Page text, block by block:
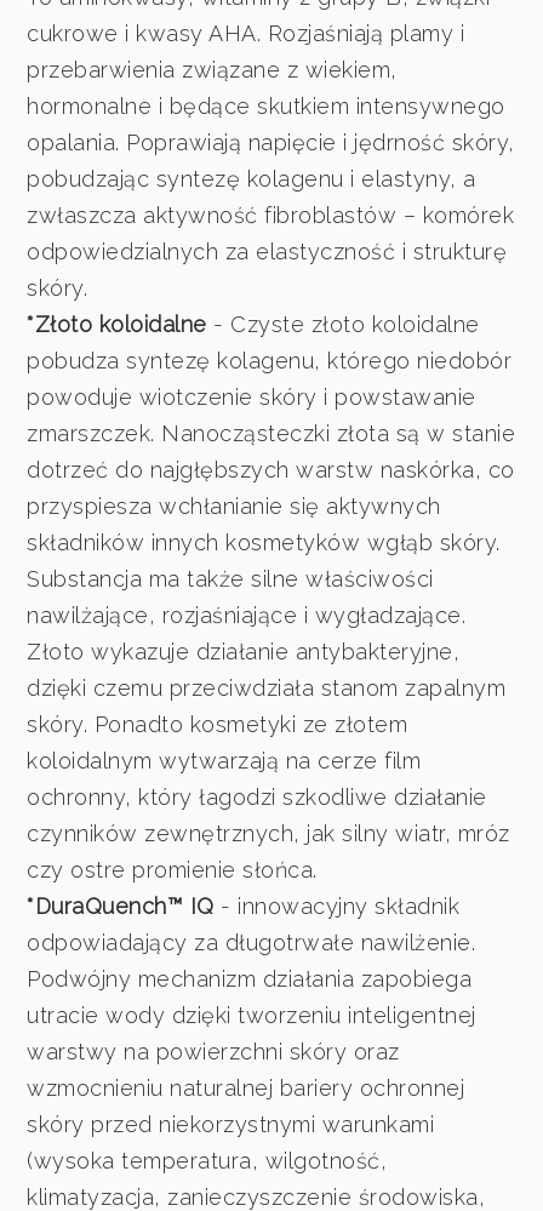
cukrowe i kwasy AHA. Rozjaśniają plamy i
przebarwienia związane z wiekiem,
hormonalne i będące skutkiem intensywnego
opalania. Poprawiają napięcie i jędrność skóry,
pobudzając syntezę kolagenu i elastyny, a
zwłaszcza aktywność fibroblastów – komórek
odpowiedzialnych za elastyczność i strukturę
skóry.
*Złoto koloidalne - Czyste złoto koloidalne
pobudza syntezę kolagenu, którego niedobór
powoduje wiotczenie skóry i powstawanie
zmarszczek. Nanocząsteczki złota są w stanie
dotrzeć do najgłębszych warstw naskórka, co
przyspiesza wchłanianie się aktywnych
składników innych kosmetyków wgłąb skóry.
Substancja ma także silne właściwości
nawilżające, rozjaśniające i wygładzające.
Złoto wykazuje działanie antybakteryjne,
dzięki czemu przeciwdziała stanom zapalnym
skóry. Ponadto kosmetyki ze złotem
koloidalnym wytwarzają na cerze film
ochronny, który łagodzi szkodliwe działanie
czynników zewnętrznych, jak silny wiatr, mróz
czy ostre promienie słońca.
*DuraQuench™ IQ - innowacyjny składnik
odpowiadający za długotrwałe nawilżenie.
Podwójny mechanizm działania zapobiega
utracie wody dzięki tworzeniu inteligentnej
warstwy na powierzchni skóry oraz
wzmocnieniu naturalnej bariery ochronnej
skóry przed niekorzystnymi warunkami
(wysoka temperatura, wilgotność,
klimatyzacja, zanieczyszczenie środowiska,